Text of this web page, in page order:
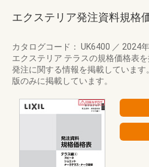
エクステリア発注資料規格
カタログコード： UK6400 ／ 2024
エクステリア テラスの規格価格表
発注に関する情報を掲載していま
版のみに掲載しています。